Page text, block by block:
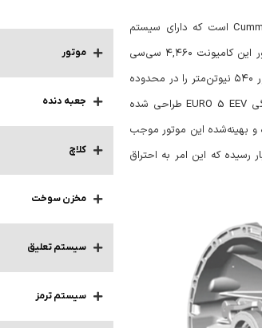
مجهز به موتور دیزلی ۴ سیلندر خطی Cummins B4.5EV160 است که دارای سیستم
سوخت‌رسانی ریل مشترک (Common Rail) و سیستم SCR می‌باشد. حجم موتور این کامیونت ۴,۴۶۰ سی‌سی
است و توانایی تولید ۱۶۰ اسب بخار قدرت در ۲۳۰۰ دور در دقیقه و حداکثر گشتاور ۵۴۰ نیوتن‌متر را در محدوده
موتور Cummins B4.5EV160 با استاندارد آلایندگی EURO 5 EEV طراحی شده
و بهینه‌شده این موتور موجب
مصرف سوخت تا ۸ درصد شده است. فشار تزریق سوخت نیز به ۱۸۰۰ بار رسیده که این امر به احتراق
موتور
جعبه دنده
کلاچ
مخزن سوخت
سیستم تعلیق
سیستم ترمز